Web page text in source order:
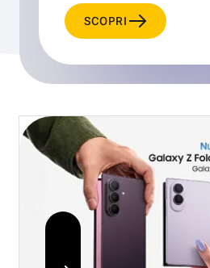
SCOPRI